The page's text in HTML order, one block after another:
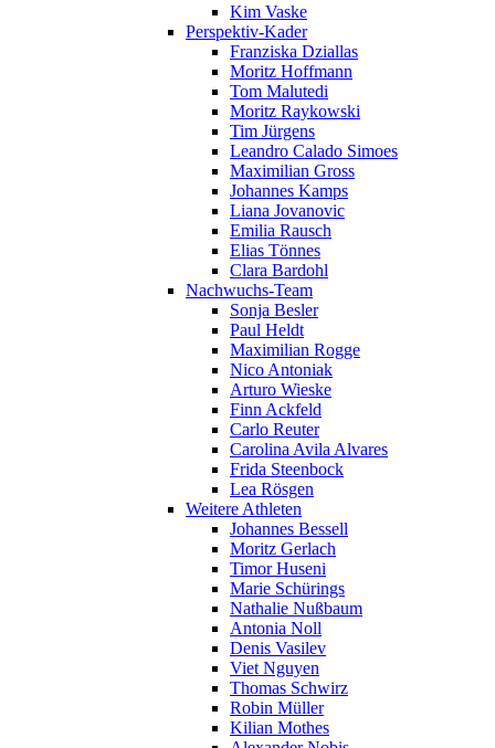
Kim Vaske
Perspektiv-Kader
Franziska Dziallas
Moritz Hoffmann
Tom Malutedi
Moritz Raykowski
Tim Jürgens
Leandro Calado Simoes
Maximilian Gross
Johannes Kamps
Liana Jovanovic
Emilia Rausch
Elias Tönnes
Clara Bardohl
Nachwuchs-Team
Sonja Besler
Paul Heldt
Maximilian Rogge
Nico Antoniak
Arturo Wieske
Finn Ackfeld
Carlo Reuter
Carolina Avila Alvares
Frida Steenbock
Lea Rösgen
Weitere Athleten
Johannes Bessell
Moritz Gerlach
Timor Huseni
Marie Schürings
Nathalie Nußbaum
Antonia Noll
Denis Vasilev
Viet Nguyen
Thomas Schwirz
Robin Müller
Kilian Mothes